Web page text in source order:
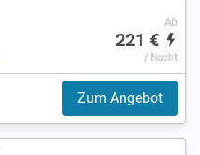
Ab
221 €
/ Nacht
Zum Angebot